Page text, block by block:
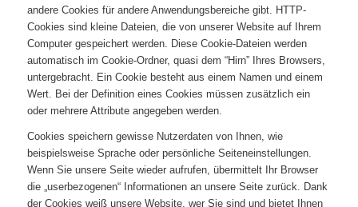
andere Cookies für andere Anwendungsbereiche gibt. HTTP-
Cookies sind kleine Dateien, die von unserer Website auf Ihrem
Computer gespeichert werden. Diese Cookie-Dateien werden
automatisch im Cookie-Ordner, quasi dem “Hirn” Ihres Browsers,
untergebracht. Ein Cookie besteht aus einem Namen und einem
Wert. Bei der Definition eines Cookies müssen zusätzlich ein
oder mehrere Attribute angegeben werden.
Cookies speichern gewisse Nutzerdaten von Ihnen, wie
beispielsweise Sprache oder persönliche Seiteneinstellungen.
Wenn Sie unsere Seite wieder aufrufen, übermittelt Ihr Browser
die „userbezogenen“ Informationen an unsere Seite zurück. Dank
der Cookies weiß unsere Website, wer Sie sind und bietet Ihnen